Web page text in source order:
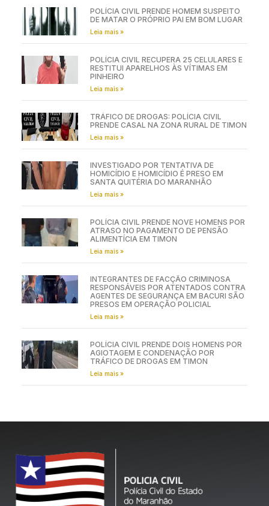
POLÍCIA CIVIL PRENDE HOMEM SUSPEITO
DE MATAR O PRÓPRIO PAI EM BOM LUGAR
Leia mais »
POLÍCIA CIVIL RECUPERA 25 CELULARES E
RESTITUI APARELHOS ÀS VÍTIMAS EM
PINHEIRO
Leia mais »
TRÁFICO DE DROGAS: POLÍCIA CIVIL
PRENDE CASAL NA ZONA RURAL DE TIMON
Leia mais »
INVESTIGADO POR TENTATIVA DE
HOMICÍDIO E HOMICÍDIO É PRESO EM
SANTA QUITÉRIA DO MARANHÃO
Leia mais »
POLÍCIA CIVIL PRENDE NOVE HOMENS POR
ATRASO NO PAGAMENTO DE PENSÃO
ALIMENTÍCIA EM TIMON
Leia mais »
INTEGRANTES DE FACÇÃO CRIMINOSA
RESPONSÁVEIS POR ATENTADOS CONTRA
AGENTES DE SEGURANÇA EM BACURI SÃO
PRESOS EM OPERAÇÃO POLICIAL
Leia mais »
POLÍCIA CIVIL PRENDE DOIS HOMENS POR
AGIOTAGEM E CONDENAÇÃO POR
TRÁFICO DE DROGAS EM TIMON
Leia mais »